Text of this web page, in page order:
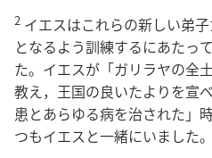
2 イエスはこれらの新しい弟
となるよう訓練するにあたっ
た。イエスが「ガリラヤの全
教え，王国の良いたよりを宣
患とあらゆる病を治された」
つもイエスと一緒にいました